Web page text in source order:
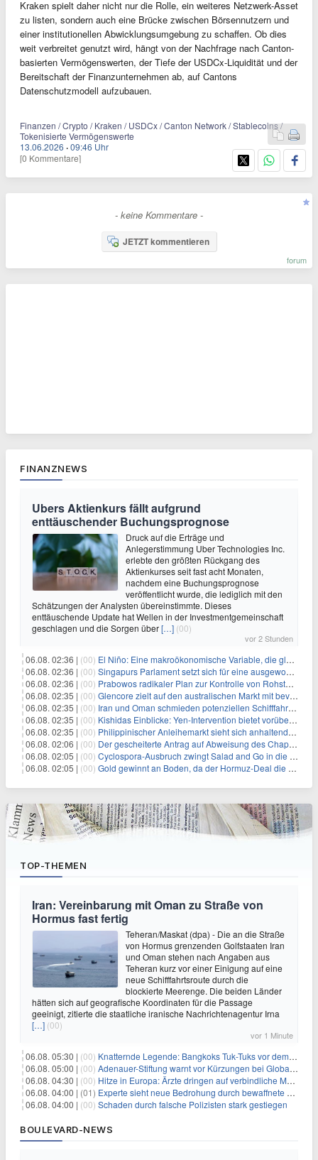
Kraken spielt daher nicht nur die Rolle, ein weiteres Netzwerk-Asset
zu listen, sondern auch eine Brücke zwischen Börsennutzern und
einer institutionellen Abwicklungsumgebung zu schaffen. Ob dies
weit verbreitet genutzt wird, hängt von der Nachfrage nach Canton-
basierten Vermögenswerten, der Tiefe der USDCx-Liquidität und der
Bereitschaft der Finanzunternehmen ab, auf Cantons
Datenschutzmodell aufzubauen.
Finanzen / Crypto / Kraken / USDCx / Canton Network / Stablecoins /
Tokenisierte Vermögenswerte
13.06.2026 ·09:46 Uhr
[0 Kommentare]
- keine Kommentare -
JETZT kommentieren
forum
FINANZNEWS
Ubers Aktienkurs fällt aufgrund
enttäuschender Buchungsprognose
Druck auf die Erträge und
Anlegerstimmung Uber Technologies Inc.
erlebte den größten Rückgang des
Aktienkurses seit fast acht Monaten,
nachdem eine Buchungsprognose
veröffentlicht wurde, die lediglich mit den
Schätzungen der Analysten übereinstimmte. Dieses
enttäuschende Update hat Wellen in der Investmentgemeinschaft
geschlagen und die Sorgen über[…] (00)
vor 2 Stunden
06.08. 02:36 | (00) El Niño: Eine makroökonomische Variable, die globale Wirtschaftslandschaften umgestaltet
06.08. 02:36 | (00) Singapurs Parlament setzt sich für eine ausgewogene wirtschaftliche Zukunft ein
06.08. 02:36 | (00) Prabowos radikaler Plan zur Kontrolle von Rohstoffexporten steht vor konkurrierenden Visionen
06.08. 02:35 | (00) Glencore zielt auf den australischen Markt mit bevorstehendem Sekundärlisting
06.08. 02:35 | (00) Iran und Oman schmieden potenziellen Schifffahrtsvertrag im Hormuskanal
06.08. 02:35 | (00) Kishidas Einblicke: Yen-Intervention bietet vorübergehende Erleichterung, keine langfristige Lösung
06.08. 02:35 | (00) Philippinischer Anleihemarkt sieht sich anhaltendem Rückgang angesichts persistierender Inflationssorgen gegenüber
06.08. 02:06 | (00) Der gescheiterte Antrag auf Abweisung des Chapter 11 des ehemaligen Dolphin-CEOs
06.08. 02:05 | (00) Cyclospora-Ausbruch zwingt Salad and Go in die Insolvenz: Eine warnende Geschichte für Investoren
06.08. 02:05 | (00) Gold gewinnt an Boden, da der Hormuz-Deal die Zinserhöhungsängste lindert
TOP-THEMEN
Iran: Vereinbarung mit Oman zu Straße von
Hormus fast fertig
Teheran/Maskat (dpa) - Die an die Straße
von Hormus grenzenden Golfstaaten Iran
und Oman stehen nach Angaben aus
Teheran kurz vor einer Einigung auf eine
neue Schifffahrtsroute durch die
blockierte Meerenge. Die beiden Länder
hätten sich auf geografische Koordinaten für die Passage
geeinigt, zitierte die staatliche iranische Nachrichtenagentur Irna
[…] (00)
vor 1 Minute
06.08. 05:30 | (00) Knatternde Legende: Bangkoks Tuk-Tuks vor dem Aus?
06.08. 05:00 | (00) Adenauer-Stiftung warnt vor Kürzungen bei Globaler Gesundheit
06.08. 04:30 | (00) Hitze in Europa: Ärzte dringen auf verbindliche Maßnahmen
06.08. 04:00 | (01) Experte sieht neue Bedrohung durch bewaffnete Drohnen
06.08. 04:00 | (00) Schaden durch falsche Polizisten stark gestiegen
BOULEVARD-NEWS